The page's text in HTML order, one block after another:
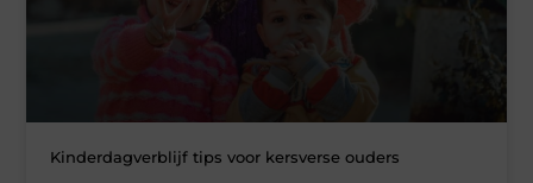
Kinderdagverblijf tips voor kersverse ouders